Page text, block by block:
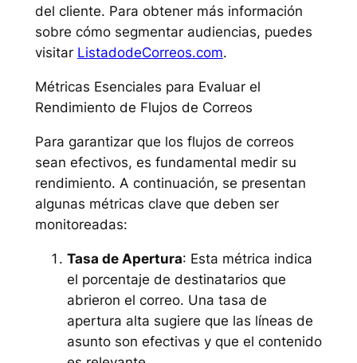
del cliente. Para obtener más información
sobre cómo segmentar audiencias, puedes
visitar ListadodeCorreos.com.
Métricas Esenciales para Evaluar el
Rendimiento de Flujos de Correos
Para garantizar que los flujos de correos
sean efectivos, es fundamental medir su
rendimiento. A continuación, se presentan
algunas métricas clave que deben ser
monitoreadas:
Tasa de Apertura: Esta métrica indica
el porcentaje de destinatarios que
abrieron el correo. Una tasa de
apertura alta sugiere que las líneas de
asunto son efectivas y que el contenido